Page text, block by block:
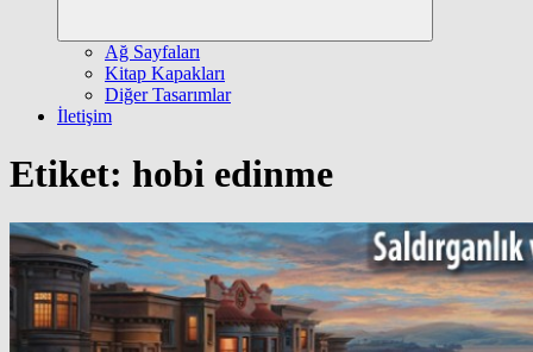
Ağ Sayfaları
Kitap Kapakları
Diğer Tasarımlar
İletişim
Etiket: hobi edinme